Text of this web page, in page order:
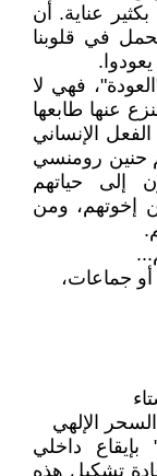
عناية. أن
في قلوبنا
فهي لا
عنها طابعها
الإنساني
حنين رومنسي
إلى حياتهم
إخوتهم، ومن
أو جماعات،
الإلهي
داخلي
تشكيل هذه